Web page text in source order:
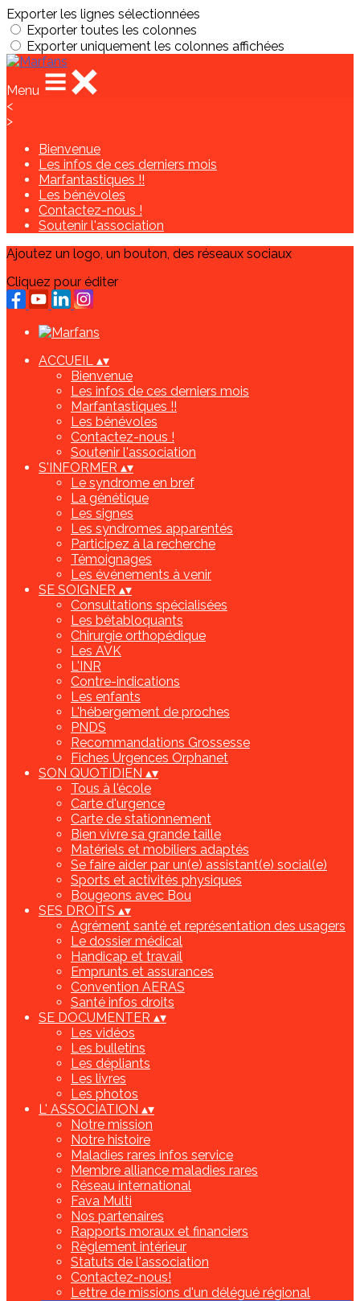
Exporter les lignes sélectionnées
Exporter toutes les colonnes
Exporter uniquement les colonnes affichées
Menu
<
>
Bienvenue
Les infos de ces derniers mois
Marfantastiques !!
Les bénévoles
Contactez-nous !
Soutenir l'association
Ajoutez un logo, un bouton, des réseaux sociaux
Cliquez pour éditer
ACCUEIL ▴▾
Bienvenue
Les infos de ces derniers mois
Marfantastiques !!
Les bénévoles
Contactez-nous !
Soutenir l'association
S'INFORMER ▴▾
Le syndrome en bref
La génétique
Les signes
Les syndromes apparentés
Participez à la recherche
Témoignages
Les événements à venir
SE SOIGNER ▴▾
Consultations spécialisées
Les bétabloquants
Chirurgie orthopédique
Les AVK
L'INR
Contre-indications
Les enfants
L'hébergement de proches
PNDS
Recommandations Grossesse
Fiches Urgences Orphanet
SON QUOTIDIEN ▴▾
Tous à l'école
Carte d'urgence
Carte de stationnement
Bien vivre sa grande taille
Matériels et mobiliers adaptés
Se faire aider par un(e) assistant(e) social(e)
Sports et activités physiques
Bougeons avec Bou
SES DROITS ▴▾
Agrément santé et représentation des usagers
Le dossier médical
Handicap et travail
Emprunts et assurances
Convention AERAS
Santé infos droits
SE DOCUMENTER ▴▾
Les vidéos
Les bulletins
Les dépliants
Les livres
Les photos
L' ASSOCIATION ▴▾
Notre mission
Notre histoire
Maladies rares infos service
Membre alliance maladies rares
Réseau international
Fava Multi
Nos partenaires
Rapports moraux et financiers
Règlement intérieur
Statuts de l'association
Contactez-nous!
Lettre de missions d'un délégué régional